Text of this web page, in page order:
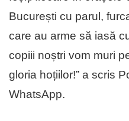
București cu parul,
care au arme să iasă
copiii noștri vom muri
gloria hoțiilor!” a scris
WhatsApp.